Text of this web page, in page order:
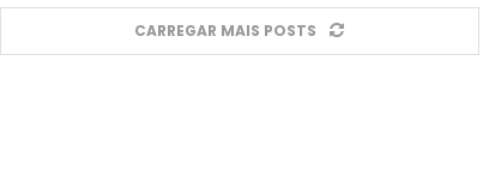
CARREGAR MAIS POSTS